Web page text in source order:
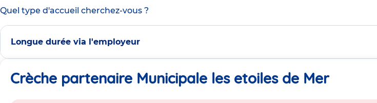
Quel type d'accueil cherchez-vous ?
Longue durée via l'employeur
Crèche partenaire Municipale les etoiles de Mer